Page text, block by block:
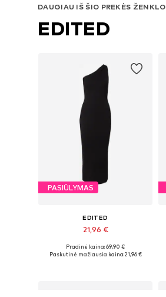
DAUGIAU IŠ ŠIO PREKĖS ŽENKLO
EDITED
PASIŪLYMAS
EDITED
21,96 €
Galimi dydžiai: 34, 36, 38, 40, 42
Pradinė kaina: 69,90 €
Paskutinė mažiausia kaina:21,96 €